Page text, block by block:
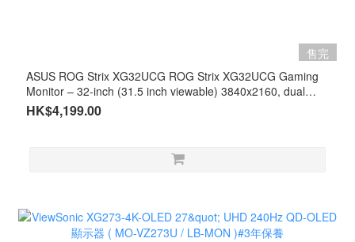
售完
ASUS ROG Strix XG32UCG ROG Strix XG32UCG Gaming
Monitor – 32-inch (31.5 inch viewable) 3840x2160, dual
mode (4K 160Hz/ FHD 320Hz), 0.3ms (minimum), Fast IPS,
Extreme Low Motion Blur Sync, USB Type-C, G-Sync
socket, HDR, Aura Sync ( MO-AX32UCG+LB-MON )
HK$4,199.00